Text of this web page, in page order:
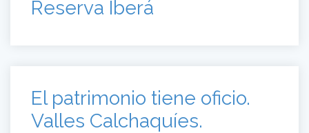
Reserva Iberá
El patrimonio tiene oficio.
Valles Calchaquíes.